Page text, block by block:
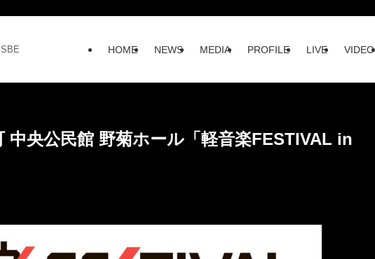
HOME NEWS MEDIA PROFILE LIVE VIDEO
中央公民館 野菊ホール「軽音楽FESTIVAL in